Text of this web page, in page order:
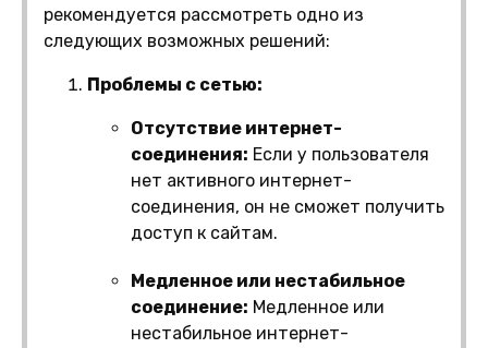
рекомендуется рассмотреть одно из
следующих возможных решений:
Проблемы с сетью:
Отсутствие интернет-
соединения: Если у пользователя
нет активного интернет-
соединения, он не сможет получить
доступ к сайтам.
Медленное или нестабильное
соединение: Медленное или
нестабильное интернет-